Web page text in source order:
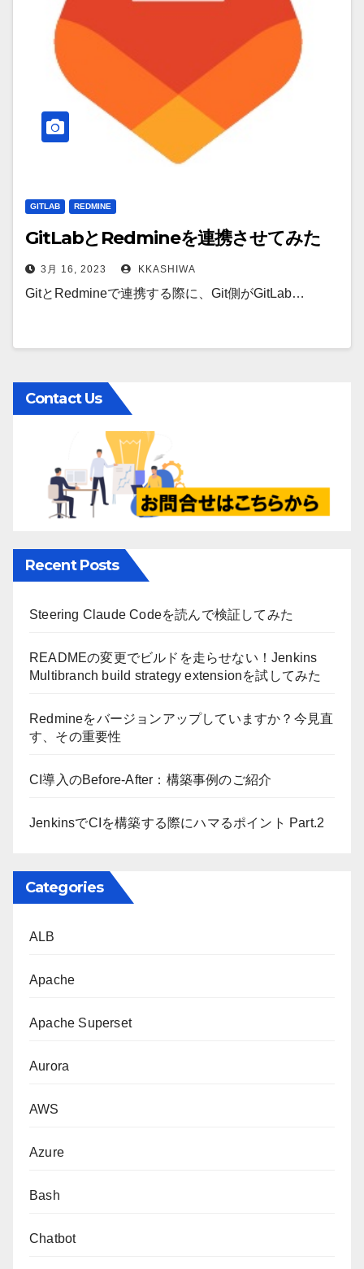
GITLAB REDMINE
GitLabとRedmineを連携させてみた
3月 16, 2023 KKASHIWA
GitとRedmineで連携する際に、Git側がGitLab…
Contact Us
Recent Posts
Steering Claude Codeを読んで検証してみた
READMEの変更でビルドを走らせない！Jenkins
Multibranch build strategy extensionを試してみた
Redmineをバージョンアップしていますか？今見直
す、その重要性
CI導入のBefore-After：構築事例のご紹介
JenkinsでCIを構築する際にハマるポイント Part.2
Categories
ALB
Apache
Apache Superset
Aurora
AWS
Azure
Bash
Chatbot